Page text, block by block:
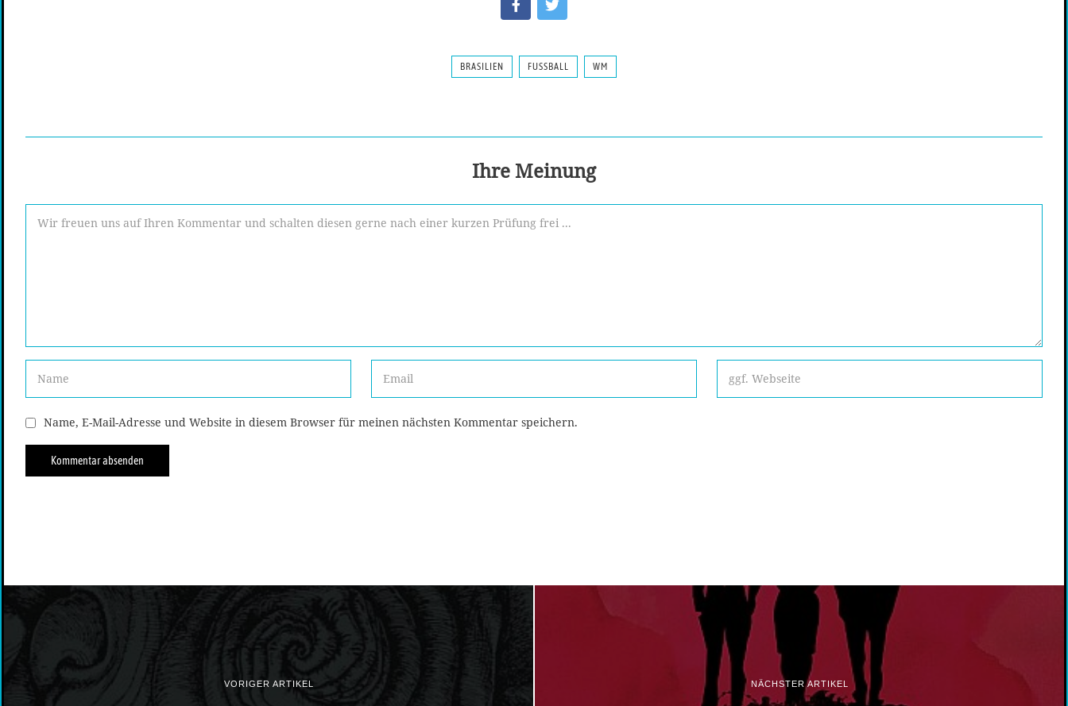
BRASILIEN FUSSBALL WM
Ihre Meinung
Name, E-Mail-Adresse und Website in diesem Browser für meinen nächsten Kommentar speichern.
VORIGER ARTIKEL NÄCHSTER ARTIKEL